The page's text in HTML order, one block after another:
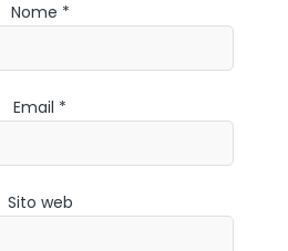
Nome *
Email *
Sito web